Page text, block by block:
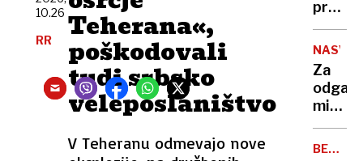
Teherana«,
poškodovali
tudi srbsko
veleposlaništvo
V Teheranu odmevajo nove
10.26
RR
umrl
zaradi
vrh
ljubica
in
visoko
NASVET
Za
miši
BENCIN